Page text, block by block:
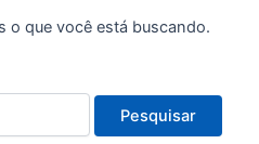
o que você está buscando.